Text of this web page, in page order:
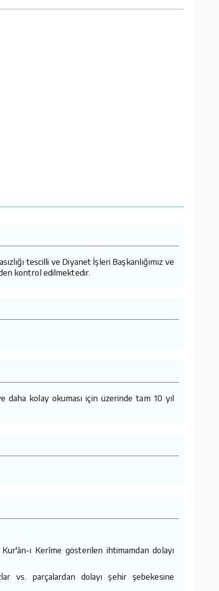
tescilli ve Diyanet İşleri Başkanlığımız ve
kontrol edilmektedir.
daha kolay okuması için üzerinde tam 10 yıl
ı Kerîme gösterilen ihtimamdan dolayı
vs. parçalardan dolayı şehir şebekesine